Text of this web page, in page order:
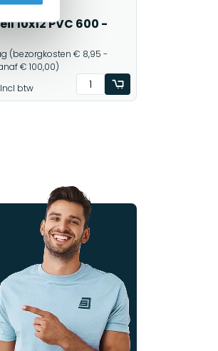
10x12 PVC 600 -
(bezorgkosten € 8,95 -
€ 100,00)
Incl btw